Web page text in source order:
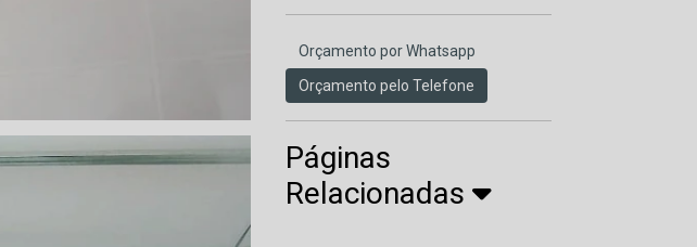
Orçamento por Whatsapp
Orçamento pelo Telefone
Páginas
Relacionadas